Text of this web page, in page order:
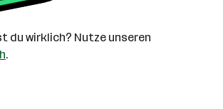
du wirklich? Nutze unseren
.